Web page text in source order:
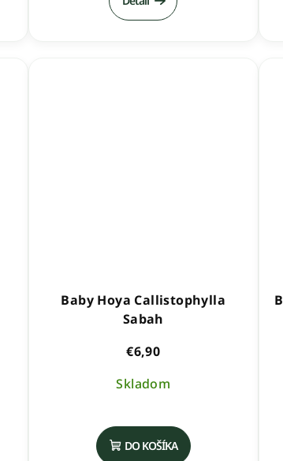
Baby Hoya Callistophylla
Sabah
€6,90
Skladom
DO KOŠÍKA